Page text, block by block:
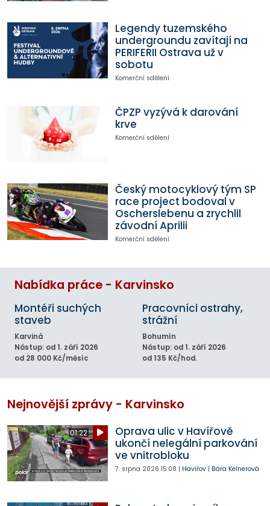
Legendy tuzemského
undergroundu zavítají na
PERIFERII Ostrava už v
sobotu
Komerční sdělení
ČPZP vyzývá k darování
krve
Komerční sdělení
Český motocyklový tým SP
race project bodoval v
Oscherslebenu a zrychlil
závodní Aprilii
Komerční sdělení
Nabídka práce - Karvinsko
Montéři suchých
staveb
Karviná
Nástup: od 1. září 2026
od 28 000 Kč/měsíc
Pracovníci ostrahy,
strážní
Bohumín
Nástup: od 1. září 2026
od 135 Kč/hod.
Nejnovější zprávy - Karvinsko
01:22
Oprava ulic v Havířově
ukončí nelegální parkování
ve vnitrobloku
7. srpna 2026 15:08 | Havířov| Bára Kelnerová